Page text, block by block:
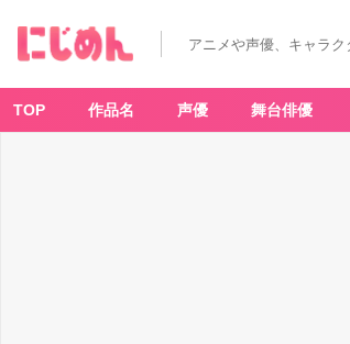
アニメや声優、キャラ
TOP 作品名 声優 舞台俳優